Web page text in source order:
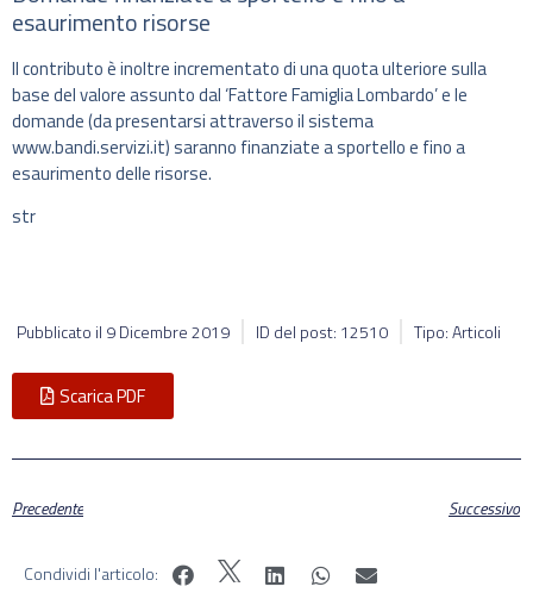
esaurimento risorse
Il contributo è inoltre incrementato di una quota ulteriore sulla
base del valore assunto dal ‘Fattore Famiglia Lombardo’ e le
domande (da presentarsi attraverso il sistema
www.bandi.servizi.it) saranno finanziate a sportello e fino a
esaurimento delle risorse.
str
Pubblicato il 9 Dicembre 2019 ID del post: 12510 Tipo: Articoli
Scarica PDF
Precedente Successivo
Condividi l'articolo: